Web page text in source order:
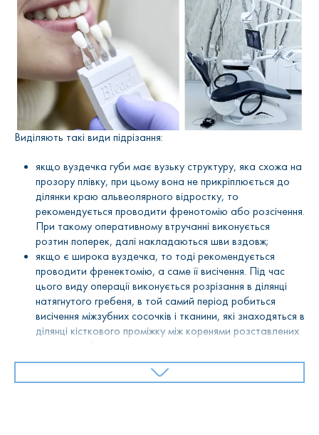
Виділяють такі види підрізання:
якщо вуздечка губи має вузьку структуру, яка схожа на
прозору плівку, при цьому вона не прикріплюється до
ділянки краю альвеолярного відростку, то
рекомендується проводити френотомію або розсічення.
При такому оперативному втручанні виконується
розтин поперек, далі накладаються шви вздовж;
якщо є широка вуздечка, то тоді рекомендується
проводити френектомію, а саме її висічення. Під час
цього виду операції виконується розрізання в ділянці
натягнутого гребеня, в той самий період робиться
висічення міжзубних сосочків і тканини, які знаходяться в
ділянці кісткового проміжку між коренями розставлених
Також пластика вуздечки губи може виконуватися за